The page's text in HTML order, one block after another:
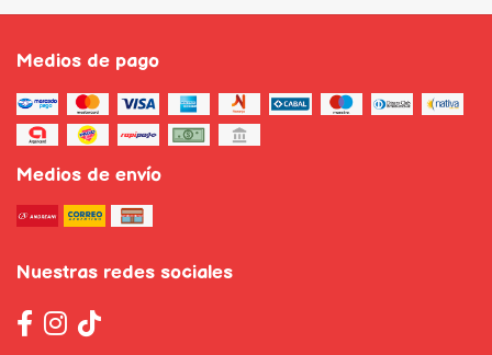
Medios de pago
Medios de envío
Nuestras redes sociales